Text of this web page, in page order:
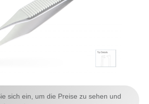
sich ein, um die Preise zu sehen und